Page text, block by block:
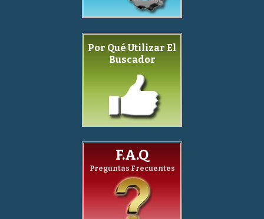
Por Qué Utilizar El
Buscador
F.A.Q
Preguntas Frecuentes